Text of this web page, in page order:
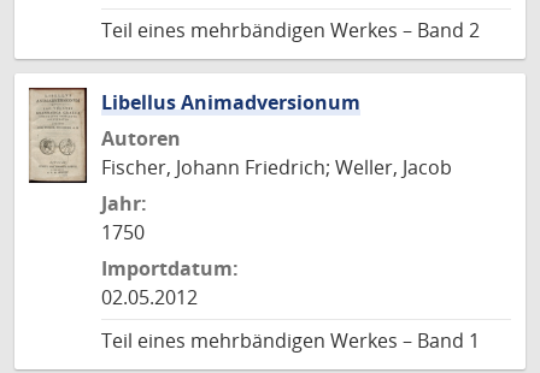
Teil eines mehrbändigen Werkes – Band 2
Libellus Animadversionum
Autoren
Fischer, Johann Friedrich; Weller, Jacob
Jahr:
1750
Importdatum:
02.05.2012
Teil eines mehrbändigen Werkes – Band 1